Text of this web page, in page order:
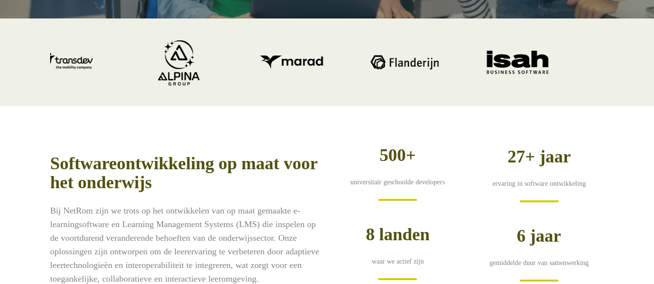
Softwareontwikkeling op maat voor
het onderwijs
Bij NetRom zijn we trots op het ontwikkelen van op maat gemaakte e-
learningsoftware en Learning Management Systems (LMS) die inspelen op
de voortdurend veranderende behoeften van de onderwijssector. Onze
oplossingen zijn ontworpen om de leerervaring te verbeteren door adaptieve
leertechnologieën en interoperabiliteit te integreren, wat zorgt voor een
toegankelijke, collaboratieve en interactieve leeromgeving.
500+
universitair geschoolde developers
8 landen
waar we actief zijn
27+ jaar
ervaring in software ontwikkeling
6 jaar
gemiddelde duur van samenwerking